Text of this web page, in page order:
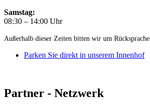
Samstag:
08:30 – 14:00 Uhr
Außerhalb dieser Zeiten bitten wir um Rücksprache.
Parken Sie direkt in unserem Innenhof
Partner - Netzwerk